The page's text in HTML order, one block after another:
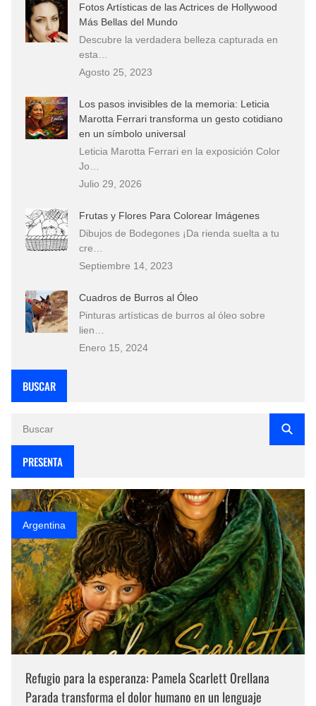
Fotos Artísticas de las Actrices de Hollywood
Más Bellas del Mundo
Descubre la verdadera belleza capturada en
esta…
Agosto 25, 2023
Los pasos invisibles de la memoria: Leticia
Marotta Ferrari transforma un gesto cotidiano
en un símbolo universal
Leticia Marotta Ferrari en la exposición Color
Jo…
Julio 29, 2026
Frutas y Flores Para Colorear Imágenes
Dibujos de Bodegones ¡Da rienda suelta a tu
cre…
Septiembre 14, 2023
Cuadros de Burros al Óleo
Pinturas artísticas de burros al óleo sobre
lien…
Enero 15, 2024
BUSCAR
PRESENTA
Argentina
Refugio para la esperanza: Pamela Scarlett Orellana
Parada transforma el dolor humano en un lenguaje